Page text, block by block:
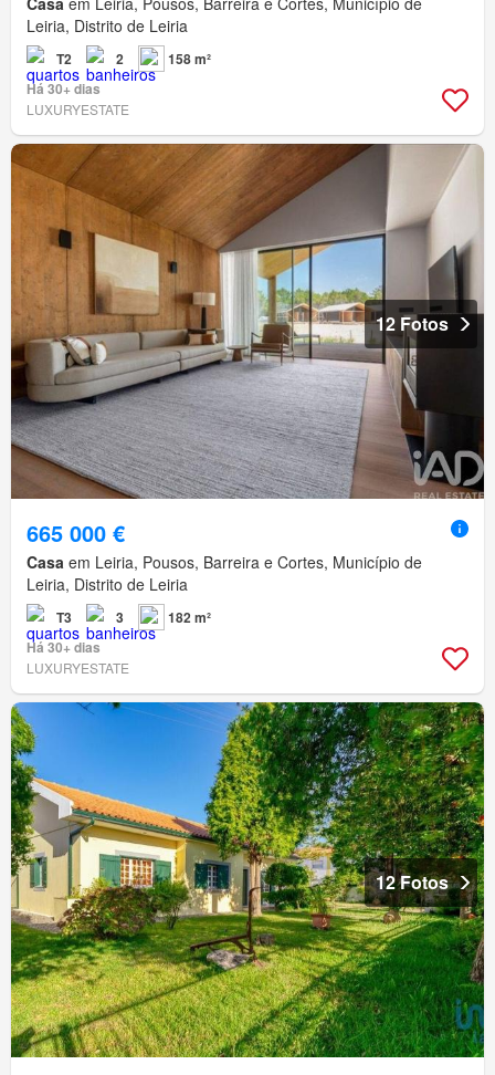
Leiria, Distrito de Leiria
T2 2
158 m²
Há 30+ dias
LUXURYESTATE
12 Fotos
665 000 €
Casa em Leiria, Pousos, Barreira e Cortes, Município de
Leiria, Distrito de Leiria
T3 3
182 m²
Há 30+ dias
LUXURYESTATE
12 Fotos